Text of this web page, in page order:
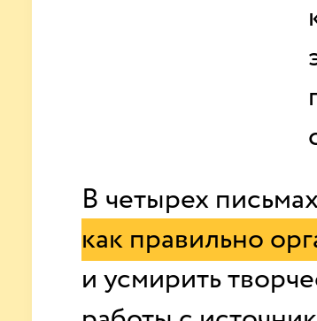
В четырех
как правильно
и усмирить